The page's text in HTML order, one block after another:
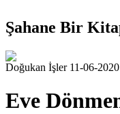
Şahane Bir
Doğukan İşler 11-06-2020
Eve